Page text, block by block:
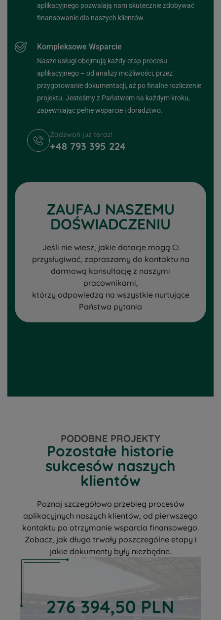
aplikacyjnego pozwalają nam skutecznie zdobywać
finansowanie dla naszych klientów.
Kompleksowe Wsparcie
Nasze usługi obejmują każdy etap procesu
aplikacyjnego – od analizy możliwości, przez
przygotowanie dokumentacji, aż po finalne rozliczenie
projektu. Jesteśmy z Państwem na każdym kroku,
zapewniając pełne wsparcie i doradztwo.
Zadzwoń już teraz!
+48 793 395 224
ZAUFAJ NASZEMU
DOŚWIADCZENIU
Jeśli nie wiesz, jakie dotacje mogą Ci
przysługiwać, zapraszamy do kontaktu na
darmową konsultację z naszymi
pracownikami,
którzy odpowiedzą na wszystkie nurtujące
Państwa pytania
PODOBNE PROJEKTY
Pozostałe historie
sukcesów naszych
klientów
Poznaj szczegółowo przebieg procesów
aplikacyjnych naszych klientów, od pierwszego
kontaktu po otrzymanie wsparcia finansowego.
Zobacz, jak długo trwały poszczególne etapy i
jakie dokumenty były niezbędne.